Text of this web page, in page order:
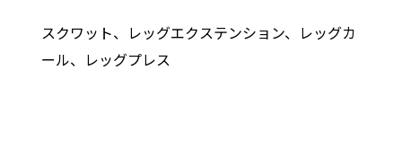
スクワット、レッグエクステンション、レッグカ
ール、レッグプレス